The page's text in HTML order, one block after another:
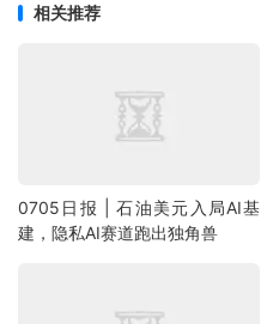
相关推荐
0705日报 | 石油美元入局AI基
建，隐私AI赛道跑出独角兽